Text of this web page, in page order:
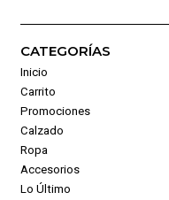
CATEGORÍAS
Inicio
Carrito
Promociones
Calzado
Ropa
Accesorios
Lo Último